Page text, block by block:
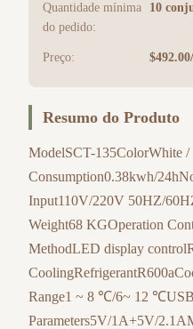
Quantidade mínima
do pedido:
10
Preço:
Resumo do Produto
ModelSCT-135ColorWhite
Consumption0.38kwh/
Input110V/220V 50HZ/
Weight68 KGOperation
MethodLED display
Range1 ~ 8 ℃/6~ 12 ℃USB
Parameters5V/1A+5V/